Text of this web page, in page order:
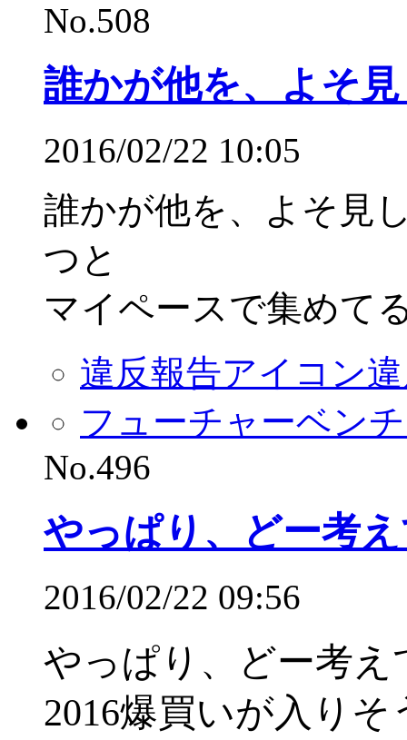
No.508
誰かが他を、よそ
2016/02/22 10:05
誰かが他を、よそ見
つと
マイペースで集めて
違反報告アイコン
フューチャーベン
No.496
やっぱり、どー考
2016/02/22 09:56
やっぱり、どー考え
2016爆買いが入り